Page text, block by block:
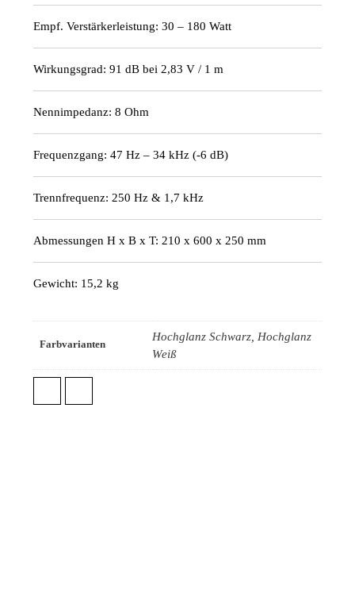
Empf. Verstärkerleistung: 30 – 180 Watt
Wirkungsgrad: 91 dB bei 2,83 V / 1 m
Nennimpedanz: 8 Ohm
Frequenzgang: 47 Hz – 34 kHz (-6 dB)
Trennfrequenz: 250 Hz & 1,7 kHz
Abmessungen H x B x T: 210 x 600 x 250 mm
Gewicht: 15,2 kg
Farbvarianten
Hochglanz Schwarz, Hochglanz
Weiß